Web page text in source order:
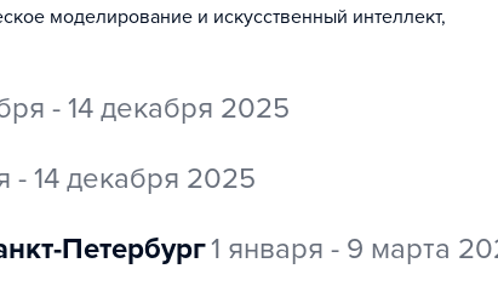
моделирование и искусственный интеллект,
- 14 декабря 2025
- 14 декабря 2025
Петербург 1 января - 9 марта